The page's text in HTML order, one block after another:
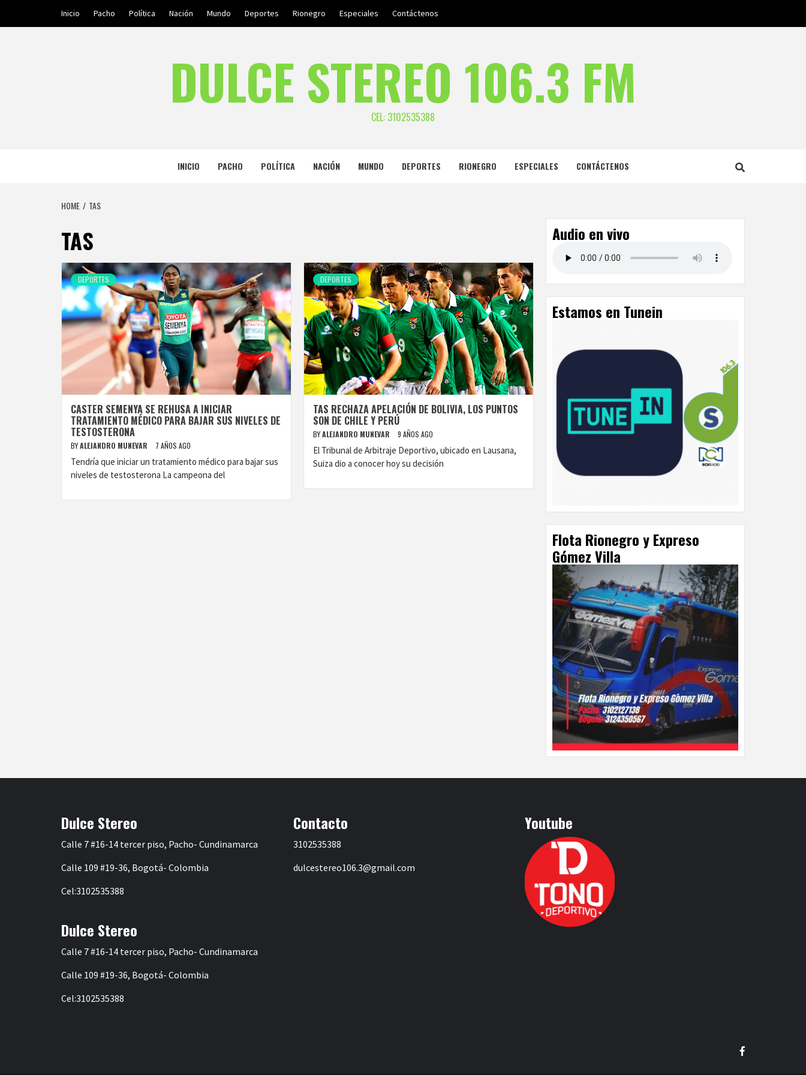
Inicio Pacho Política Nación Mundo Deportes Rionegro Especiales Contáctenos
DULCE STEREO 106.3 FM
CEL: 3102535388
INICIO PACHO POLÍTICA NACIÓN MUNDO DEPORTES RIONEGRO ESPECIALES CONTÁCTENOS
HOME TAS
TAS
DEPORTES
CASTER SEMENYA SE REHUSA A INICIAR
TRATAMIENTO MÉDICO PARA BAJAR SUS NIVELES DE
TESTOSTERONA
BYALEJANDRO MUNEVAR 7 AÑOS AGO
Tendría que iniciar un tratamiento médico para bajar sus
niveles de testosterona La campeona del
DEPORTES
TAS RECHAZA APELACIÓN DE BOLIVIA, LOS PUNTOS
SON DE CHILE Y PERÚ
BYALEJANDRO MUNEVAR 9 AÑOS AGO
El Tribunal de Arbitraje Deportivo, ubicado en Lausana,
Suiza dio a conocer hoy su decisión
Audio en vivo
Estamos en Tunein
Flota Rionegro y Expreso
Gómez Villa
Dulce Stereo
Calle 7 #16-14 tercer piso, Pacho- Cundinamarca
Calle 109 #19-36, Bogotá- Colombia
Cel:3102535388
Dulce Stereo
Calle 7 #16-14 tercer piso, Pacho- Cundinamarca
Calle 109 #19-36, Bogotá- Colombia
Cel:3102535388
Contacto
3102535388
dulcestereo106.3@gmail.com
Youtube
Facebook